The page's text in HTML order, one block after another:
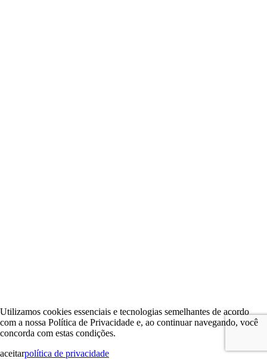
Utilizamos cookies essenciais e tecnologias semelhantes de acordo
com a nossa Política de Privacidade e, ao continuar navegando, você
concorda com estas condições.
aceitarpolítica de privacidade